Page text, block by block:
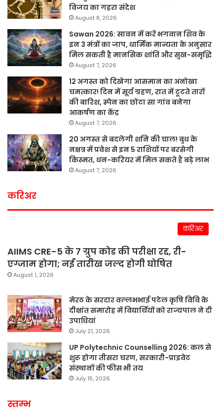
विजय का गहरा संदेश
August 8, 2026
Sawan 2026: सावन में करें भगवान शिव के
इन 3 मंत्रों का जाप, धार्मिक मान्यता के अनुसार
मिल सकती है मानसिक शांति और सुख-समृद्धि
August 7, 2026
12 अगस्त को दिखेगा आसमान का अनोखा
चमत्कार! दिन में सूर्य ग्रहण, रात में टूटते तारों
की बारिश, स्पेन का छोटा सा गांव बनेगा
आकर्षण का केंद्र
August 7, 2026
20 अगस्त से बदलेगी शनि की चाल! बुध के
नक्षत्र में प्रवेश से इन 5 राशियों पर बरसेगी
किस्मत, धन-करियर में मिल सकते हैं बड़े लाभ
August 7, 2026
करिअर
करिअर
AIIMS CRE-5 के 7 ग्रुप कोड की परीक्षा रद्द, री-
एग्जाम होगा; नई तारीख जल्द होगी घोषित
August 1, 2026
मेरठ के सरदार वल्लभभाई पटेल कृषि विवि के
दीक्षांत समारोह में विद्यार्थियों को राज्यपाल ने दी
उपाधियां
July 21, 2026
UP Polytechnic Counselling 2026: कल से
शुरू होगा तीसरा चरण, सरकारी-प्राइवेट
संस्थानों की फीस भी तय
July 15, 2026
स्तम्भ